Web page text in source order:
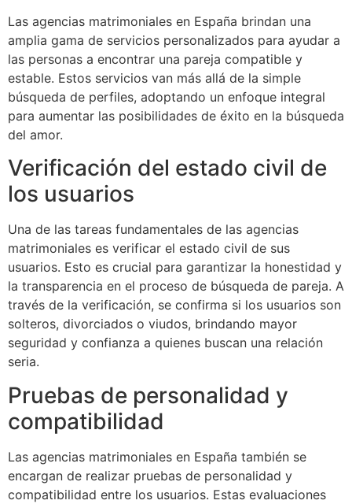
Las agencias matrimoniales en España brindan una
amplia gama de servicios personalizados para ayudar a
las personas a encontrar una pareja compatible y
estable. Estos servicios van más allá de la simple
búsqueda de perfiles, adoptando un enfoque integral
para aumentar las posibilidades de éxito en la búsqueda
del amor.
Verificación del estado civil de
los usuarios
Una de las tareas fundamentales de las agencias
matrimoniales es verificar el estado civil de sus
usuarios. Esto es crucial para garantizar la honestidad y
la transparencia en el proceso de búsqueda de pareja. A
través de la verificación, se confirma si los usuarios son
solteros, divorciados o viudos, brindando mayor
seguridad y confianza a quienes buscan una relación
seria.
Pruebas de personalidad y
compatibilidad
Las agencias matrimoniales en España también se
encargan de realizar pruebas de personalidad y
compatibilidad entre los usuarios. Estas evaluaciones